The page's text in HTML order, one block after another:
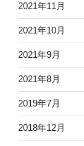
2021年11月
2021年10月
2021年9月
2021年8月
2019年7月
2018年12月